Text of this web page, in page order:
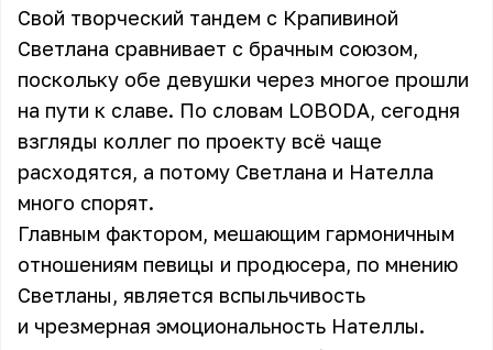
Свой творческий тандем с Крапивиной
Светлана сравнивает с брачным союзом,
поскольку обе девушки через многое прошли
на пути к славе. По словам LOBODA, сегодня
взгляды коллег по проекту всё чаще
расходятся, а потому Светлана и Нателла
много спорят.
Главным фактором, мешающим гармоничным
отношениям певицы и продюсера, по мнению
Светланы, является вспыльчивость
и чрезмерная эмоциональность Нателлы.